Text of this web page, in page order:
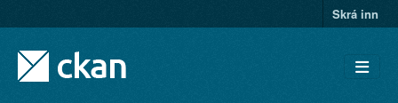
Skrá inn